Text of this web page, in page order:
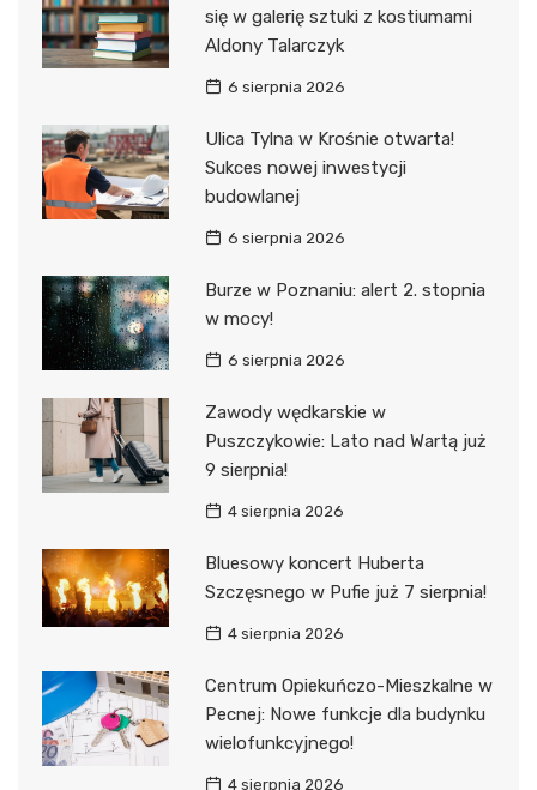
się w galerię sztuki z kostiumami
Aldony Talarczyk
6 sierpnia 2026
Ulica Tylna w Krośnie otwarta!
Sukces nowej inwestycji
budowlanej
6 sierpnia 2026
Burze w Poznaniu: alert 2. stopnia
w mocy!
6 sierpnia 2026
Zawody wędkarskie w
Puszczykowie: Lato nad Wartą już
9 sierpnia!
4 sierpnia 2026
Bluesowy koncert Huberta
Szczęsnego w Pufie już 7 sierpnia!
4 sierpnia 2026
Centrum Opiekuńczo-Mieszkalne w
Pecnej: Nowe funkcje dla budynku
wielofunkcyjnego!
4 sierpnia 2026